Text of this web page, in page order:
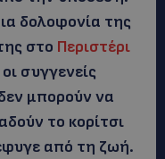
δολοφονία της
στο Περιστέρι
συγγενείς
μπορούν να
το κορίτσι
από τη ζωή.